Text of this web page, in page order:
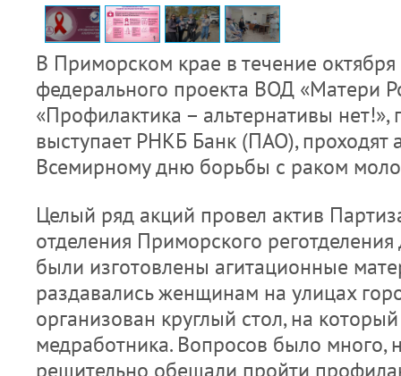
В Приморском крае в течение
федерального проекта ВОД «Матери
«Профилактика – альтернативы нет!»,
выступает РНКБ Банк (ПАО), проходят
Всемирному дню борьбы с раком
Целый ряд акций провел актив
отделения Приморского
были изготовлены агитационные
раздавались женщинам на улицах
организован круглый стол, на
медработника. Вопросов было
решительно обещали пройти